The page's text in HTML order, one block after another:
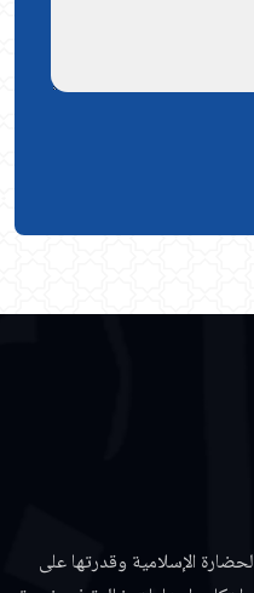
الإسلامية وقدرتها على